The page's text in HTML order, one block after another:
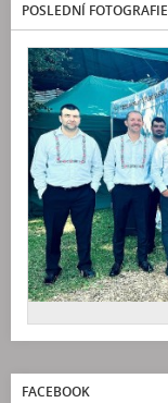
POSLEDNÍ FOTOGRAFIE
FACEBOOK